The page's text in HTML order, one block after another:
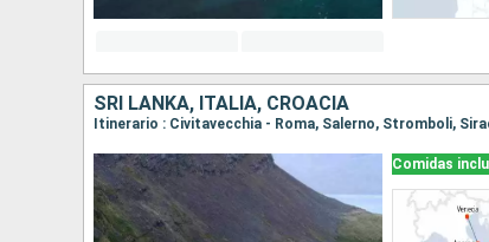
SRI LANKA, ITALIA, CROACIA
Comidas